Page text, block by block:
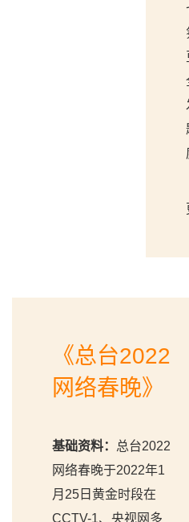
《总台2022
网络春晚》
基础资料： 总台2022
网络春晚于2022年1
月25日黄金时段在
CCTV-1、央视网多